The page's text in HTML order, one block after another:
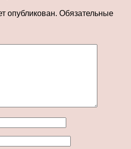
опубликован. Обязательные